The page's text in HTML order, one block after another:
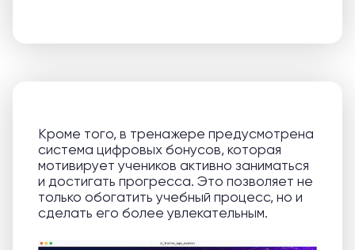
Кроме того, в тренажере предусмотрена
система цифровых бонусов, которая
мотивирует учеников активно заниматься
и достигать прогресса. Это позволяет не
только обогатить учебный процесс, но и
сделать его более увлекательным.